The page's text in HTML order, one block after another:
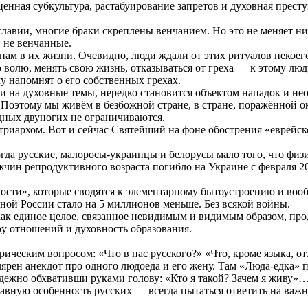
субкультура, растабуирование запретов и духовная
многие браки скреплены венчанием. Но это не меняет
венчанные.
в их жизни. Очевидно, люди ждали от этих ритуалов
менять свою жизнь, отказываться от греха — к этому
напомнят о его собственных грехах.
духовные темы, нередко становится объектом нападок и
мы живём в безбожной стране, в стране, поражённой
двуногих не ограничиваются.
Вот и сейчас Святейший на фоне обострения
русские, малоросы-украинцы и белорусы мало того, что
репродуктивного возраста погибло на Украине с февраля
которые сводятся к элементарному бытоустроению и
России стало на 5 миллионов меньше. Без всякой войны.
единое целое, связанное невидимым и видимым образом,
отношений и духовность образования.
вопросом: «Что в нас русского?» «Что, кроме языка,
анекдот про одного людоеда и его жену. Там «Люда-
обхвативши руками голову: «Кто я такой? Зачем я
особенность русских — всегда пытаться ответить на